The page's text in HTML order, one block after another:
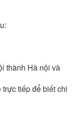
thành Hà nội và
tiếp để biết chi